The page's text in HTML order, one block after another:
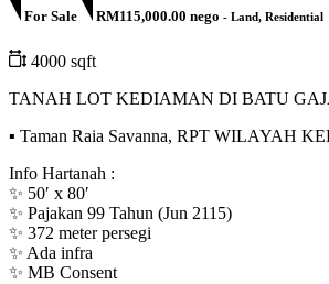
For Sale RM115,000.00 nego - Land, Residential
4000 sqft
TANAH LOT KEDIAMAN DI BATU
▪️ Taman Raia Savanna, RPT WILAYAH
Info Hartanah :
✨ 50′ x 80′
✨ Pajakan 99 Tahun (Jun 2115)
✨ 372 meter persegi
✨ Ada infra
✨ MB Consent